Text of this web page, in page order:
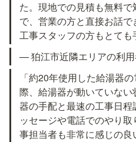
た。現地での見積も無料
で、営業の方と直接お話
工事スタッフの方もとても
— 狛江市近隣エリアの利用
「約20年使用した給湯器
際、給湯器が動いていな
器の手配と最速の工事日
ッセージや電話でのやり
事担当者も非常に感じの良